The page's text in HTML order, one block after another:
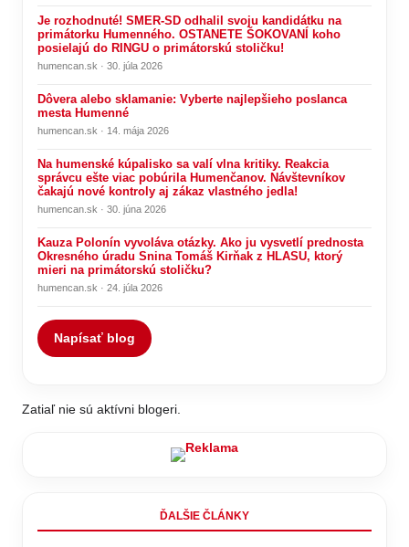
Je rozhodnuté! SMER-SD odhalil svoju kandidátku na
primátorku Humenného. OSTANETE ŠOKOVANÍ koho
posielajú do RINGU o primátorskú stoličku!
humencan.sk · 30. júla 2026
Dôvera alebo sklamanie: Vyberte najlepšieho poslanca
mesta Humenné
humencan.sk · 14. mája 2026
Na humenské kúpalisko sa valí vlna kritiky. Reakcia
správcu ešte viac pobúrila Humenčanov. Návštevníkov
čakajú nové kontroly aj zákaz vlastného jedla!
humencan.sk · 30. júna 2026
Kauza Polonín vyvoláva otázky. Ako ju vysvetlí prednosta
Okresného úradu Snina Tomáš Kirňak z HLASU, ktorý
mieri na primátorskú stoličku?
humencan.sk · 24. júla 2026
Napísať blog
Zatiaľ nie sú aktívni blogeri.
ĎALŠIE ČLÁNKY